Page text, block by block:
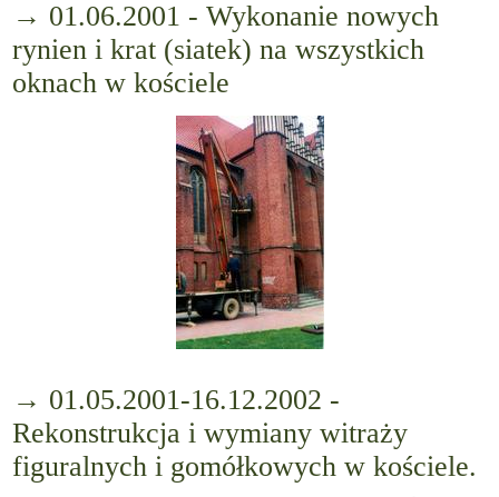
→ 01.06.2001 - Wykonanie nowych
rynien i krat (siatek) na wszystkich
oknach w kościele
→ 01.05.2001-16.12.2002 -
Rekonstrukcja i wymiany witraży
figuralnych i gomółkowych w kościele.